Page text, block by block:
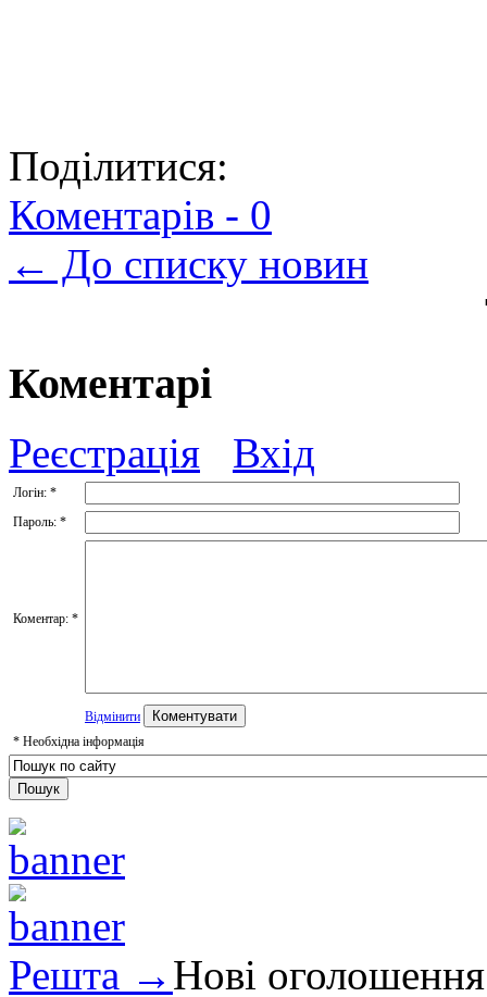
Поділитися:
Коментарів - 0
← До списку новин
Коментарі
Реєстрація Вхід
Логін: *
Пароль: *
Коментар: *
Відмінити
* Необхідна інформація
Решта → Нові оголошення